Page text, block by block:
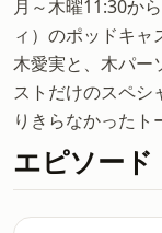
月～木曜11:30か
ィ）のポッドキ
木愛実と、木パー
ストだけのスペシ
りきらなかったト
エピソード